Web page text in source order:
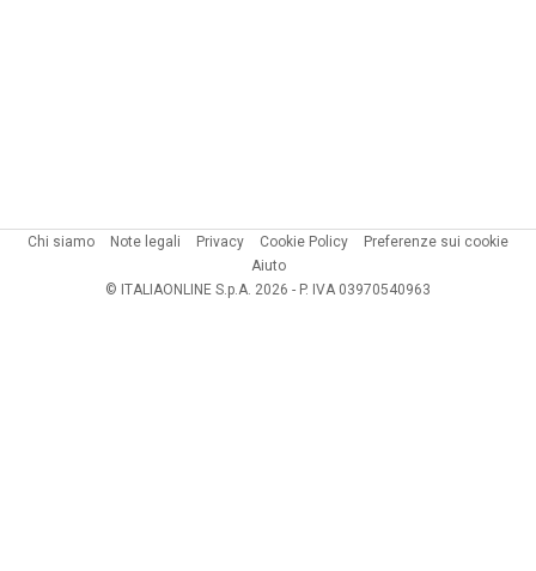
Chi siamo Note legali Privacy Cookie Policy
Preferenze sui cookie
Aiuto
© ITALIAONLINE S.p.A. 2026 - P. IVA 03970540963